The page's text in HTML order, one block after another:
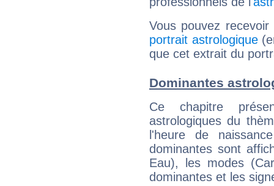
Vous pouvez
portrait astrologique
que cet extrait du
Dominantes
Ce chapitre
astrologiques du
l'heure de
dominantes sont
Eau), les modes
dominantes et les